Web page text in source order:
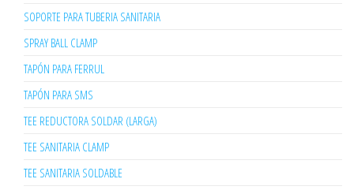
SOPORTE PARA TUBERIA SANITARIA
SPRAY BALL CLAMP
TAPÓN PARA FERRUL
TAPÓN PARA SMS
TEE REDUCTORA SOLDAR (LARGA)
TEE SANITARIA CLAMP
TEE SANITARIA SOLDABLE